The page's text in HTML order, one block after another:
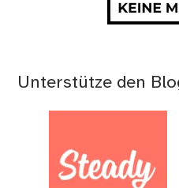
Unterstütze den